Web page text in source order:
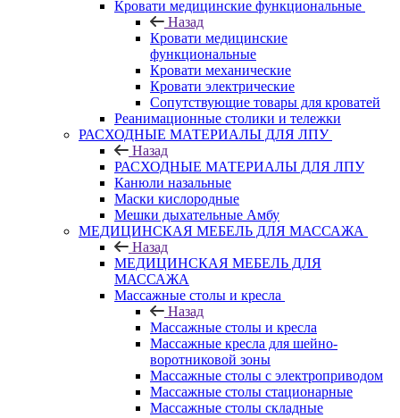
Кровати медицинские функциональные
Назад
Кровати медицинские
функциональные
Кровати механические
Кровати электрические
Сопутствующие товары для кроватей
Реанимационные столики и тележки
РАСХОДНЫЕ МАТЕРИАЛЫ ДЛЯ ЛПУ
Назад
РАСХОДНЫЕ МАТЕРИАЛЫ ДЛЯ ЛПУ
Канюли назальные
Маски кислородные
Мешки дыхательные Амбу
МЕДИЦИНСКАЯ МЕБЕЛЬ ДЛЯ МАССАЖА
Назад
МЕДИЦИНСКАЯ МЕБЕЛЬ ДЛЯ
МАССАЖА
Массажные столы и кресла
Назад
Массажные столы и кресла
Массажные кресла для шейно-
воротниковой зоны
Массажные столы с электроприводом
Массажные столы стационарные
Массажные столы складные